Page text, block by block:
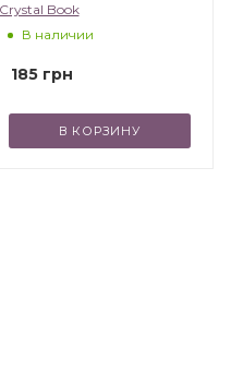
Crystal Book
В наличии
185грн
В КОРЗИНУ